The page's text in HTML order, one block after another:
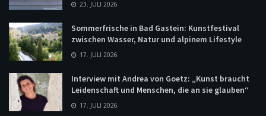
23. JULI 2026
Sommerfrische in Bad Gastein: Kunstfestival
zwischen Wasser, Natur und alpinem Lifestyle
17. JULI 2026
Interview mit Andrea von Goetz: „Kunst braucht
Leidenschaft und Menschen, die an sie glauben“
17. JULI 2026